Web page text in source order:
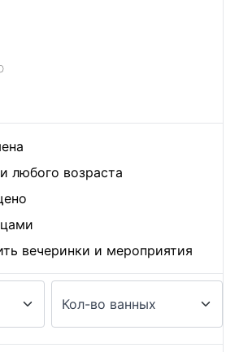
любого возраста
вечеринки и мероприятия